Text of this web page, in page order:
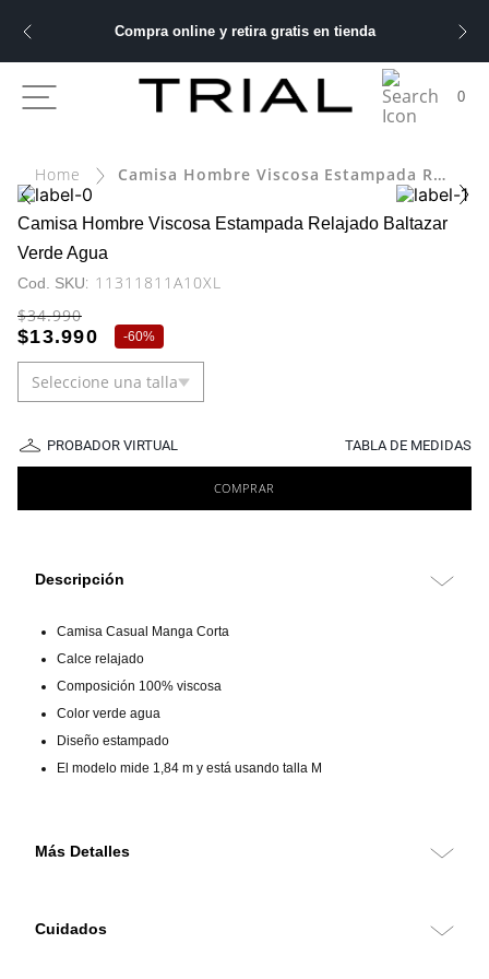
Compra online y retira gratis en tienda
0
Camisa Hombre Viscosa Estampada Relajado Baltazar Verde Agua
Camisa Hombre Viscosa Estampada Relajado Baltazar
Verde Agua
: 11311811A10XL
$34.990
$13.990 -60%
Seleccione una talla
PROBADOR VIRTUAL TABLA DE MEDIDAS
COMPRAR
Descripción
Camisa Casual Manga Corta
Calce relajado
Composición 100% viscosa
Color verde agua
Diseño estampado
El modelo mide 1,84 m y está usando talla M
Más Detalles
Confeccionada en viscosa de alta calidad, proporciona una textura
Cuidados
BUSCADOS